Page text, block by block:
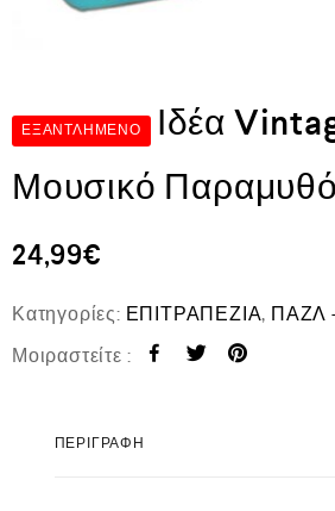
ΕΞΑΝΤΛΗΜΈΝΟ
Ιδέα
Μουσικό
24,99€
Κατηγορίες: ΕΠΙΤΡΑΠΕΖΙΑ, ΠΑΖΛ
Μοιραστείτε :
ΠΕΡΙΓΡΑΦΉ